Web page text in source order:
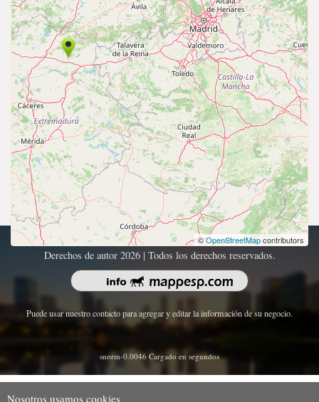
©OpenStreetMapcontributors
Derechos de autor 2026 | Todos los derechos reservados.
Puede usar nuestro contacto para agregar y editar la información de su negocio.
snorm-0.0046 Cargado en segundos
Nosotros usamos cookies